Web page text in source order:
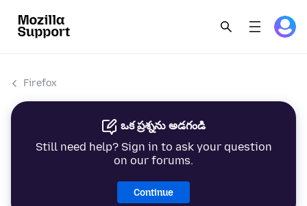
Firefox
ఒక ప్రశ్నను అడగండి
Still need help? Sign in to ask your question
on our forums.
Continue